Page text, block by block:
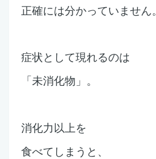
正確には分かっていません。
症状として現れるのは
「未消化物」。
消化力以上を
食べてしまうと、